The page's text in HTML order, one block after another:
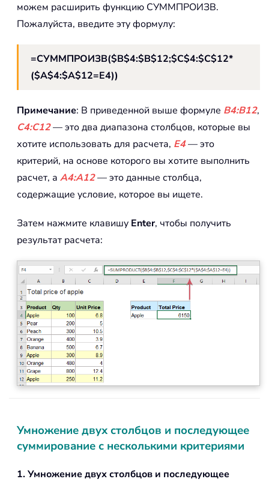
можем расширить функцию СУММПРОИЗВ.
Пожалуйста, введите эту формулу:
=СУММПРОИЗВ($B$4:$B$12;$C$4:$C$12*
($A$4:$A$12=E4))
Примечание: В приведенной выше формуле B4:B12,
C4:C12— это два диапазона столбцов, которые вы
хотите использовать для расчета, E4— это
критерий, на основе которого вы хотите выполнить
расчет, а A4:A12— это данные столбца,
содержащие условие, которое вы ищете.
Затем нажмите клавишу Enter, чтобы получить
результат расчета:
Умножение двух столбцов и последующее
суммирование с несколькими критериями
1. Умножение двух столбцов и последующее